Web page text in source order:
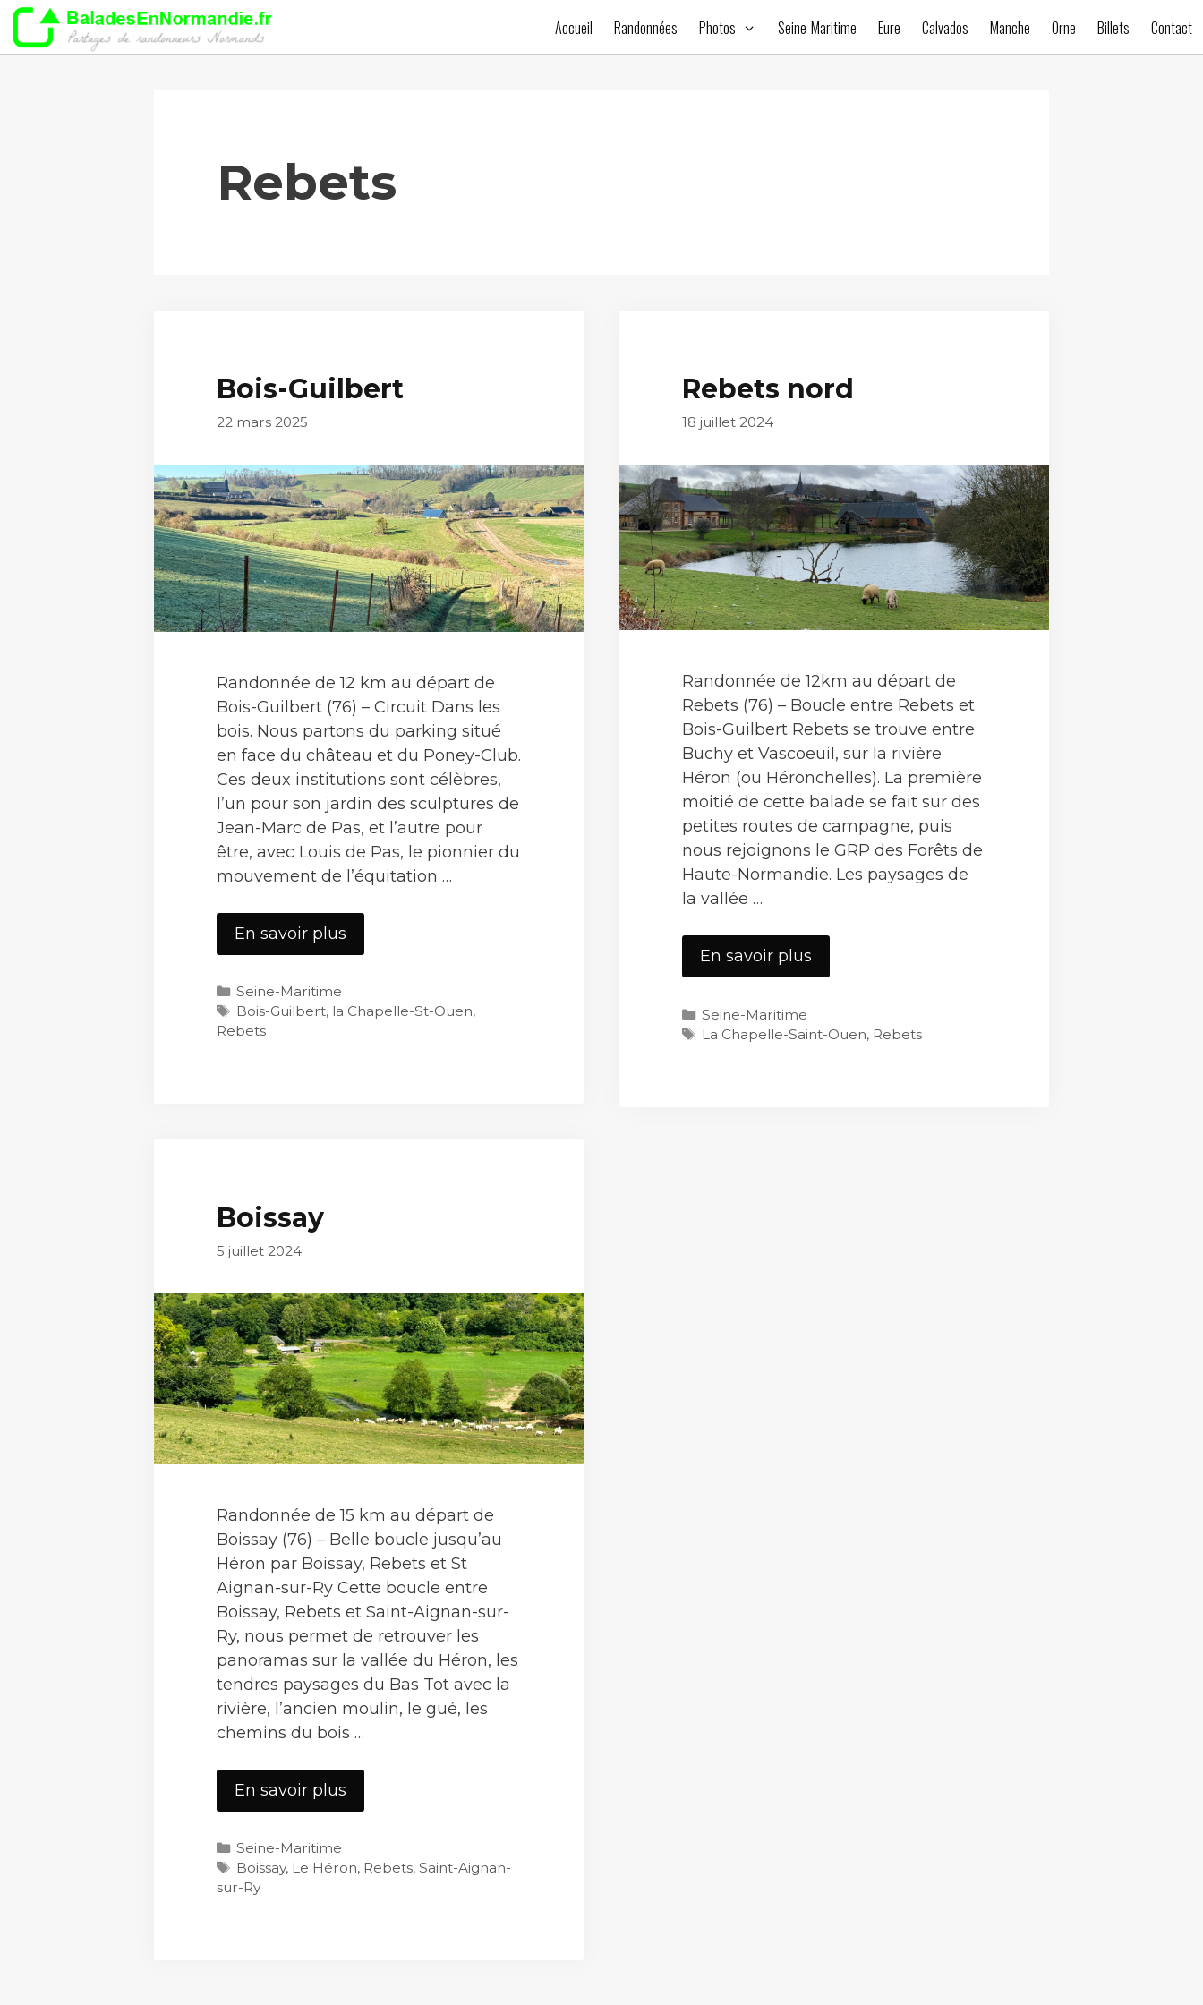
Aller
au
contenu
Accueil Randonnées Photos Seine-Maritime Eure Calvados Manche Orne Billets Contact
Rebets
Bois-Guilbert
22 mars 2025
Randonnée de 12 km au départ de
Bois-Guilbert (76) – Circuit Dans les
bois. Nous partons du parking situé
en face du château et du Poney-Club.
Ces deux institutions sont célèbres,
l’un pour son jardin des sculptures de
Jean-Marc de Pas, et l’autre pour
être, avec Louis de Pas, le pionnier du
mouvement de l’équitation …
En savoir plus
Guilbert
Catégories
Seine-Maritime
Étiquettes
Bois-Guilbert, la Chapelle-St-Ouen,
Rebets
Rebets nord
18 juillet 2024
Randonnée de 12km au départ de
Rebets (76) – Boucle entre Rebets et
Bois-Guilbert Rebets se trouve entre
Buchy et Vascoeuil, sur la rivière
Héron (ou Héronchelles). La première
moitié de cette balade se fait sur des
petites routes de campagne, puis
nous rejoignons le GRP des Forêts de
Haute-Normandie. Les paysages de
la vallée …
En savoir plus
nord
Catégories
Seine-Maritime
Étiquettes
La Chapelle-Saint-Ouen, Rebets
Boissay
5 juillet 2024
Randonnée de 15 km au départ de
Boissay (76) – Belle boucle jusqu’au
Héron par Boissay, Rebets et St
Aignan-sur-Ry Cette boucle entre
Boissay, Rebets et Saint-Aignan-sur-
Ry, nous permet de retrouver les
panoramas sur la vallée du Héron, les
tendres paysages du Bas Tot avec la
rivière, l’ancien moulin, le gué, les
chemins du bois …
En savoir plus
Catégories
Seine-Maritime
Étiquettes
Boissay, Le Héron, Rebets,Saint-Aignan-
sur-Ry